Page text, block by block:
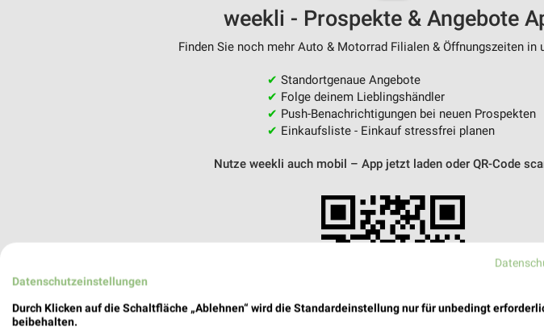
weekli - Prospekte & Angebote
Finden Sie noch mehr Auto & Motorrad Filialen & Öffnungszeiten in
✔ Standortgenaue Angebote
✔ Folge deinem Lieblingshändler
✔ Push-Benachrichtigungen bei neuen Prospekten
✔ Einkaufsliste - Einkauf stressfrei planen
Nutze weekli auch mobil – App jetzt laden oder QR-Code
Datenschutzeinstellungen
Durch Klicken auf die Schaltfläche „Ablehnen“ wird die Standardeinstellung nur für unbedingt
beibehalten.